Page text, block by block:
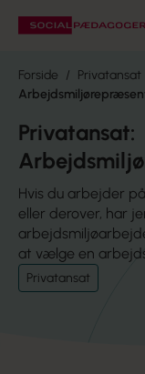
Forside Privatansat
Privatansat:
Hvis du arbejder
eller derover, har
at vælge en
Privatansat